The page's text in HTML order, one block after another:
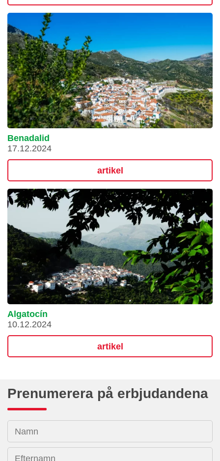
Benadalid
17.12.2024
artikel
Algatocín
10.12.2024
artikel
Prenumerera på erbjudandena
Namn
Efternamn